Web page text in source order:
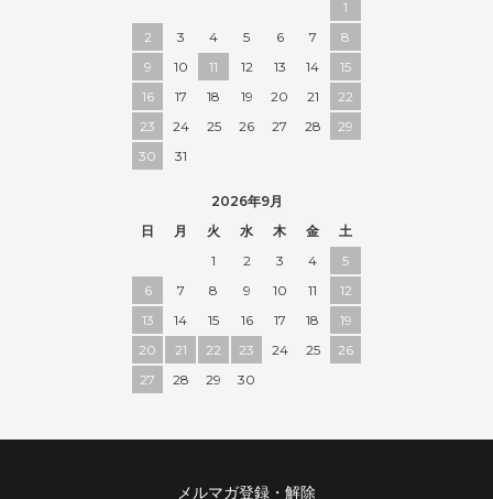
1
2
3 4 5 6 7
8
9
10 11 12 13 14
15
16
17 18 19 20 21
22
23
24 25 26 27 28
29
30
31
2026年9月
日
月 火 水 木 金
土
1
2 3 4
5
6
7 8 9 10 11
12
13
14 15 16 17 18
19
20
21 22 23 24 25
26
27
28 29 30
メルマガ登録・解除